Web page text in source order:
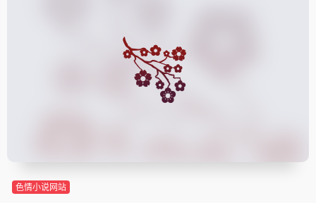
色情小说网站